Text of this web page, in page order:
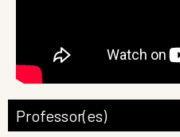
Professor(es)